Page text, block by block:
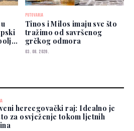
PUTOVANJA
Tinos i Milos imaju sve što
tražimo od savršenog
grčkog odmora
03. 08. 2026.
hercegovački raj: Idealno je
za osvježenje tokom ljetnih